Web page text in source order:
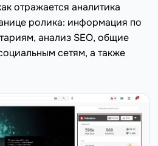
отражается аналитика
ролика: информация по
анализ SEO, общие
сетям, а также